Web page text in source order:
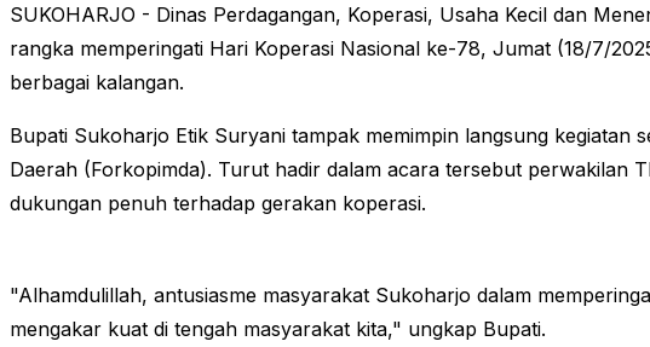
SUKOHARJO - Dinas Perdagangan, Koperasi, Usaha Kecil dan
rangka memperingati Hari Koperasi Nasional ke-78, Jumat (18/7/
berbagai kalangan.
Bupati Sukoharjo Etik Suryani tampak memimpin langsung kegiatan
Daerah (Forkopimda). Turut hadir dalam acara tersebut perwakilan
dukungan penuh terhadap gerakan koperasi.
"Alhamdulillah, antusiasme masyarakat Sukoharjo dalam
mengakar kuat di tengah masyarakat kita," ungkap Bupati.